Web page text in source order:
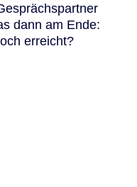
dann am Ende:
erreicht?